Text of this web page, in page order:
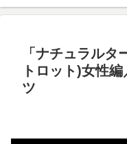
「ナチュラルタ
トロット)女性
ツ